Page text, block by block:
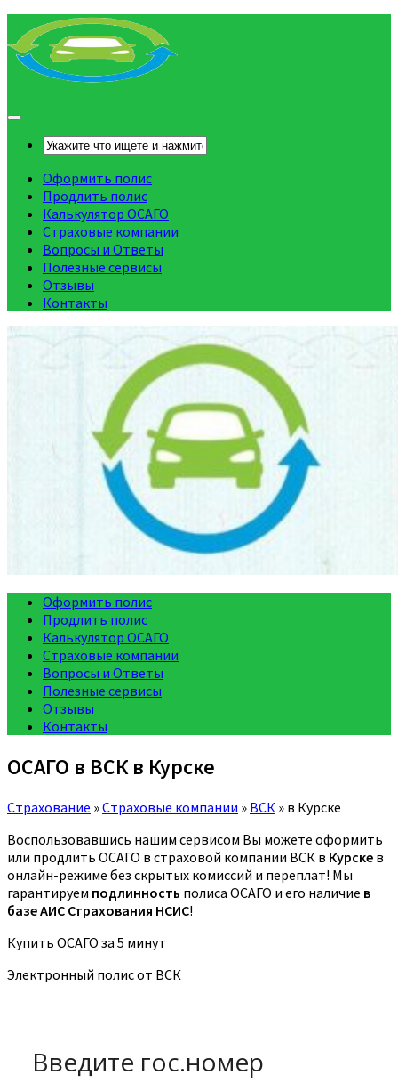
Оформить полис
Продлить полис
Калькулятор ОСАГО
Страховые компании
Вопросы и Ответы
Полезные сервисы
Отзывы
Контакты
Оформить полис
Продлить полис
Калькулятор ОСАГО
Страховые компании
Вопросы и Ответы
Полезные сервисы
Отзывы
Контакты
ОСАГО в ВСК в Курске
Страхование »Страховые компании » ВСК » в Курске
Воспользовавшись нашим сервисом Вы можете оформить
или продлить ОСАГО в страховой компании ВСК в Курске в
онлайн-режиме без скрытых комиссий и переплат! Мы
гарантируем подлинность полиса ОСАГО и его наличие в
базе АИС Страхования НСИС!
Купить ОСАГО за 5 минут
Электронный полис от ВСК